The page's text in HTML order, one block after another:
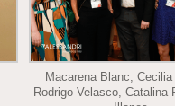
Macarena Blanc,
Rodrigo Velasco, Catalina